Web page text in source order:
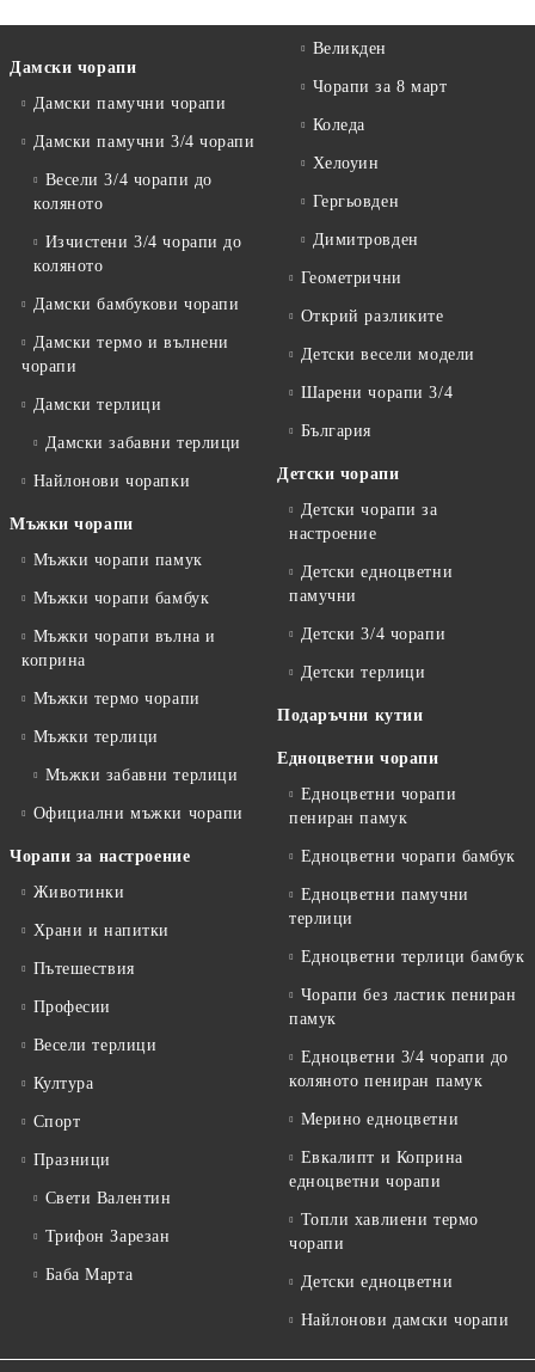
Дамски чорапи
Дамски памучни чорапи
Дамски памучни 3/4 чорапи
Весели 3/4 чорапи до
коляното
Изчистени 3/4 чорапи до
коляното
Дамски бамбукови чорапи
Дамски термо и вълнени
чорапи
Дамски терлици
Дамски забавни терлици
Найлонови чорапки
Мъжки чорапи
Мъжки чорапи памук
Мъжки чорапи бамбук
Мъжки чорапи вълна и
коприна
Мъжки термо чорапи
Мъжки терлици
Мъжки забавни терлици
Официални мъжки чорапи
Чорапи за настроение
Животинки
Храни и напитки
Пътешествия
Професии
Весели терлици
Култура
Спорт
Празници
Свети Валентин
Трифон Зарезан
Баба Марта
Великден
Чорапи за 8 март
Коледа
Хелоуин
Гергьовден
Димитровден
Геометрични
Открий разликите
Детски весели модели
Шарени чорапи 3/4
България
Детски чорапи
Детски чорапи за
настроение
Детски едноцветни
памучни
Детски 3/4 чорапи
Детски терлици
Подаръчни кутии
Едноцветни чорапи
Едноцветни чорапи
пениран памук
Едноцветни чорапи бамбук
Едноцветни памучни
терлици
Едноцветни терлици бамбук
Чорапи без ластик пениран
памук
Едноцветни 3/4 чорапи до
коляното пениран памук
Мерино едноцветни
Евкалипт и Коприна
едноцветни чорапи
Топли хавлиени термо
чорапи
Детски едноцветни
Найлонови дамски чорапи